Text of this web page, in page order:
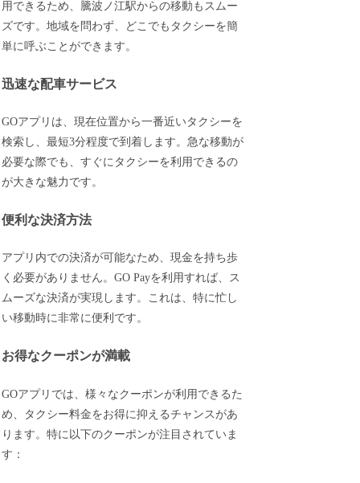
用できるため、騰波ノ江駅からの移動もスムー
ズです。地域を問わず、どこでもタクシーを簡
単に呼ぶことができます。
迅速な配車サービス
GOアプリは、現在位置から一番近いタクシーを
検索し、最短3分程度で到着します。急な移動が
必要な際でも、すぐにタクシーを利用できるの
が大きな魅力です。
便利な決済方法
アプリ内での決済が可能なため、現金を持ち歩
く必要がありません。GO Payを利用すれば、ス
ムーズな決済が実現します。これは、特に忙し
い移動時に非常に便利です。
お得なクーポンが満載
GOアプリでは、様々なクーポンが利用できるた
め、タクシー料金をお得に抑えるチャンスがあ
ります。特に以下のクーポンが注目されていま
す：